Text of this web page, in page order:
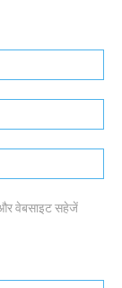
और वेबसाइट सहेजें